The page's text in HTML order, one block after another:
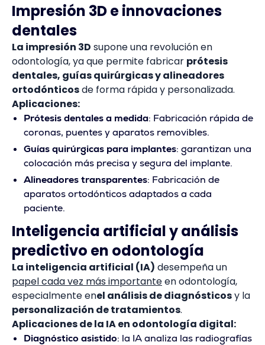
Impresión 3D e innovaciones
dentales
La impresión 3D supone una revolución en
odontología, ya que permite fabricar prótesis
dentales, guías quirúrgicas y alineadores
ortodónticosde forma rápida y personalizada.
Aplicaciones:
Prótesis dentales a medida: Fabricación rápida de
coronas, puentes y aparatos removibles.
Guías quirúrgicas para implantes: garantizan una
colocación más precisa y segura del implante.
Alineadores transparentes: Fabricación de
aparatos ortodónticos adaptados a cada
paciente.
Inteligencia artificial y análisis
predictivo en odontología
La inteligencia artificial (IA) desempeña un
papel cada vez más importanteen odontología,
especialmente enel análisis de diagnósticosy la
personalización de tratamientos.
Aplicaciones de la IA en odontología digital:
Diagnóstico asistido: la IA analiza las radiografías